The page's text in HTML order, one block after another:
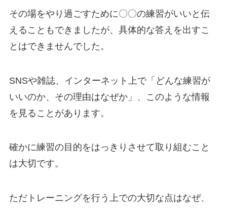
その場をやり過ごすために〇〇の練習がいいと伝
えることもできましたが、具体的な答えを出すこ
とはできませんでした。
SNSや雑誌、インターネット上で「どんな練習が
いいのか、その理由はなぜか」、このような情報
を見ることがあります。
確かに練習の目的をはっきりさせて取り組むこと
は大切です。
ただトレーニングを行う上での大切な点はなぜ、